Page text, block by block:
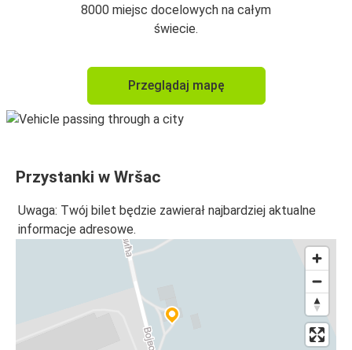
8000 miejsc docelowych na całym
świecie.
Przeglądaj mapę
Przystanki w Wršac
Uwaga: Twój bilet będzie zawierał najbardziej aktualne
informacje adresowe.